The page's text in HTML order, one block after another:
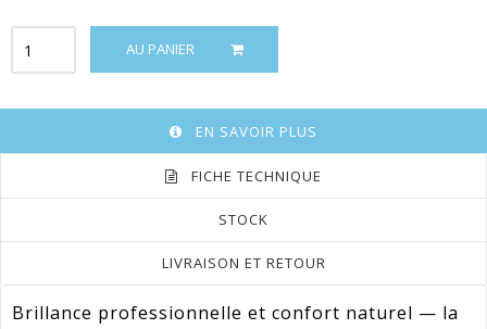
AU PANIER
EN SAVOIR PLUS
FICHE TECHNIQUE
STOCK
LIVRAISON ET RETOUR
Brillance professionnelle et confort naturel — la